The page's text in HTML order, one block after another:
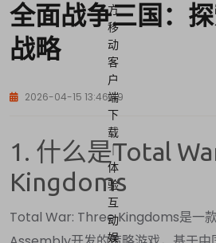
全面战争三国：
战略
2026-04-15 13:46:49
1. 什么是Total
Kingdoms
Total War: Three Kingdoms是一